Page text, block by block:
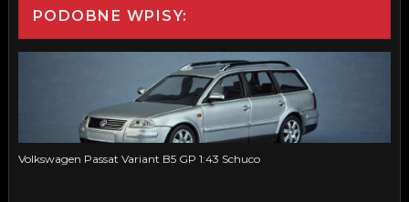
PODOBNE WPISY:
Volkswagen Passat Variant B5 GP 1:43 Schuco